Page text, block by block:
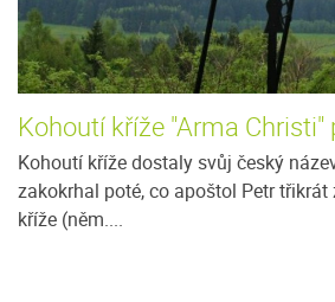
Kohoutí kříže "Arma
Kohoutí kříže dostaly svůj český
zakokrhal poté, co apoštol Petr
kříže (něm....